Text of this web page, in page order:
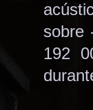
sobre
192